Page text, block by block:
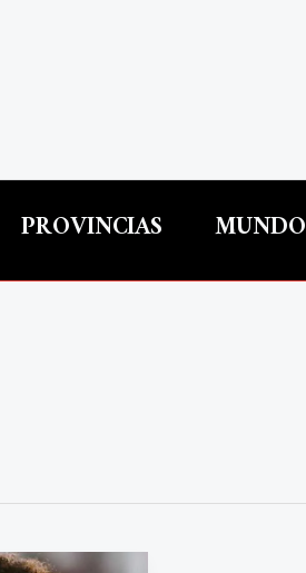
PROVINCIAS MUNDO